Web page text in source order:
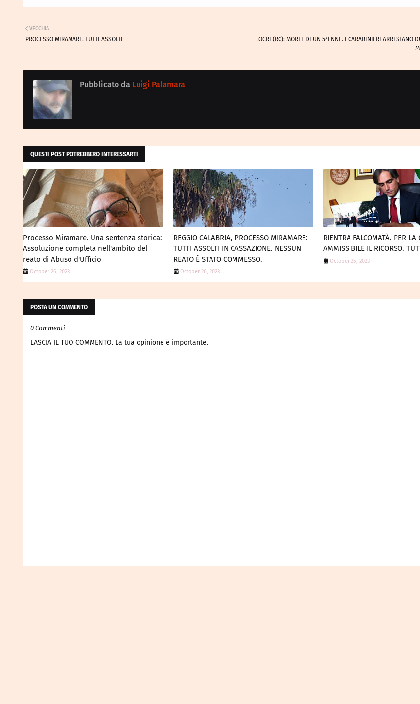
LOCRI (RC): MORTE DI UN 54ENNE. I CARABINIERI ARRESTANO
VECCHIA
PROCESSO MIRAMARE. TUTTI ASSOLTI
Pubblicato da Luigi Palamara
QUESTI POST POTREBBERO INTERESSARTI
Processo Miramare. Una sentenza storica:
Assoluzione completa nell'ambito del
reato di Abuso d'Ufficio
October 26, 2023
REGGIO CALABRIA, PROCESSO MIRAMARE:
TUTTI ASSOLTI IN CASSAZIONE. NESSUN
REATO È STATO COMMESSO.
October 26, 2023
RIENTRA FALCOMATÀ. PER LA
AMMISSIBILE IL RICORSO.
October 25, 2023
POSTA UN COMMENTO
0 Commenti
LASCIA IL TUO COMMENTO. La tua opinione è importante.